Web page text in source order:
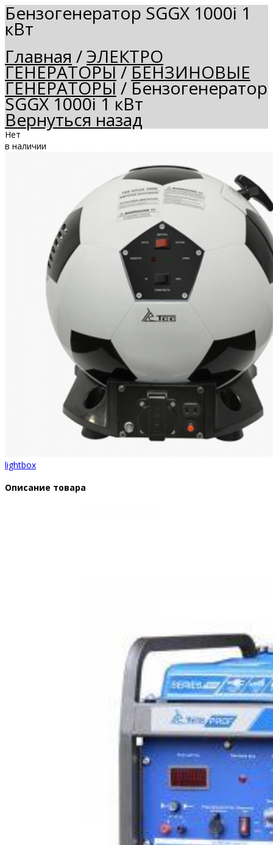
Бензогенератор SGGX 1000i 1
кВт
Главная /ЭЛЕКТРО
ГЕНЕРАТОРЫ/БЕНЗИНОВЫЕ
ГЕНЕРАТОРЫ/Бензогенератор
SGGX 1000i 1 кВт
Вернуться назад
Нет
в наличии
lightbox
Описание товара